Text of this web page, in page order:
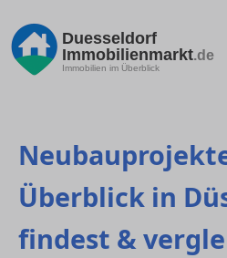
Duesseldorf
Immobilienmarkt.de
Immobilien im Überblick
Überblick in
findest &